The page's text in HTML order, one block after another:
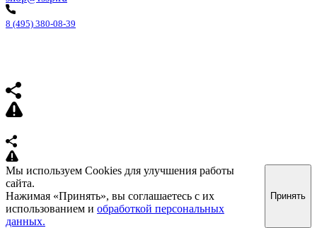
8 (495) 380-08-39
Мы используем Cookies для улучшения работы
сайта.
Нажимая «Принять», вы соглашаетесь с их
использованием и обработкой персональных
данных.
Принять